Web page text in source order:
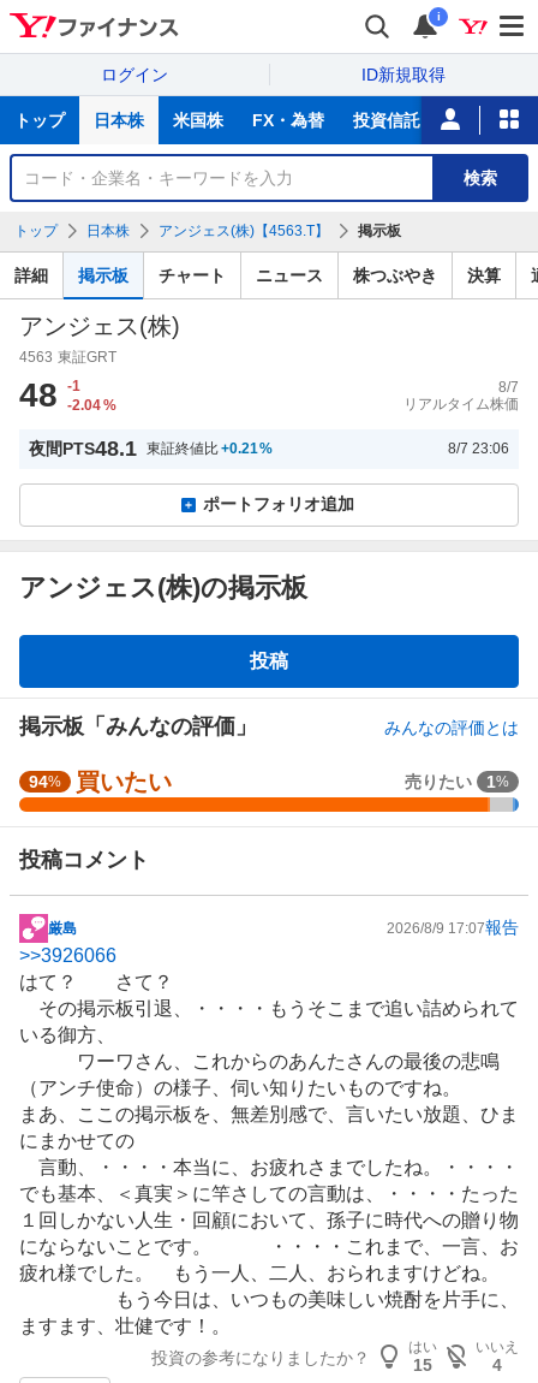
i
ログイン ID新規取得
サ
トップ 日本株 米国株 FX・為替 投資信託 ニュース
銘
検
索
検索
トップ 日本株 アンジェス(株)【4563.T】 掲示板
詳細 掲示板 チャート ニュース 株つぶやき 決算
アンジェス(株)
4563 東証GRT
48
-1
-2.04%
8/7
リアルタイム株価
夜間PTS48.1 東証終値比+0.21% 8/7 23:06
ポートフォリオ追加
アンジェス(株)の掲示板
板
投稿
掲示板「みんなの評価」 みんなの評価とは
強
く
い
い
9
.
7
、
買
い
い
0
.
6
%
94% 買いたい 売りたい 1%
投稿コメント
掲
示
板
事
厳島 2026/8/9 17:07報告
>>3926066
はて？ さて？
その掲示板引退、・・・・もうそこまで追い詰められて
いる御方、
ワーワさん、これからのあんたさんの最後の悲鳴
（アンチ使命）の様子、伺い知りたいものですね。
まあ、ここの掲示板を、無差別感で、言いたい放題、ひま
にまかせての
言動、・・・・本当に、お疲れさまでしたね。・・・・
でも基本、＜真実＞に竿さしての言動は、・・・・たった
１回しかない人生・回顧において、孫子に時代への贈り物
にならないことです。 ・・・・これまで、一言、お
疲れ様でした。 もう一人、二人、おられますけどね。
もう今日は、いつもの美味しい焼酎を片手に、
ますます、壮健です！。
投資の参考になりましたか？
はい
15
いいえ
4